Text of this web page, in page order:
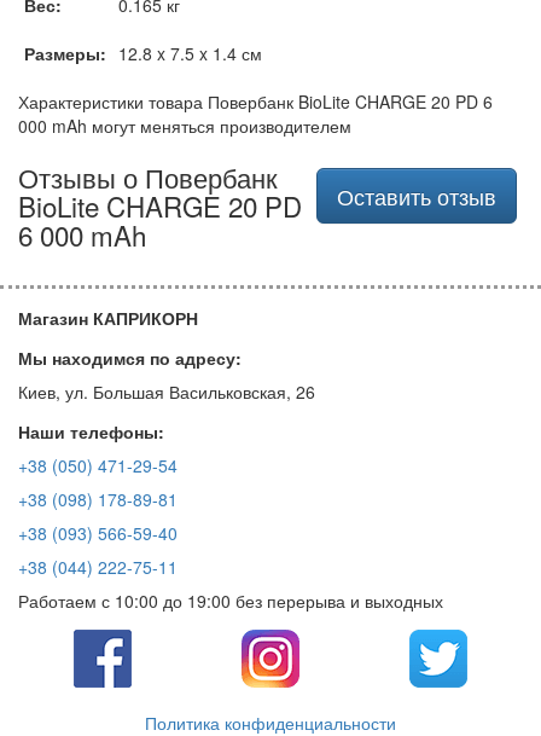
Вес:
0.165 кг
Размеры: 12.8 x 7.5 x 1.4 см
Характеристики товара Повербанк BioLite CHARGE 20 PD 6
000 mAh могут меняться производителем
Оставить отзыв
Отзывы о Повербанк
BioLite CHARGE 20 PD
6 000 mAh
Магазин КАПРИКОРН
Мы находимся по адресу:
Киев, ул. Большая Васильковская, 26
Наши телефоны:
+38 (050) 471-29-54
+38 (098) 178-89-81
+38 (093) 566-59-40
+38 (044) 222-75-11
Работаем с 10:00 до 19:00 без перерыва и выходных
Политика конфиденциальности